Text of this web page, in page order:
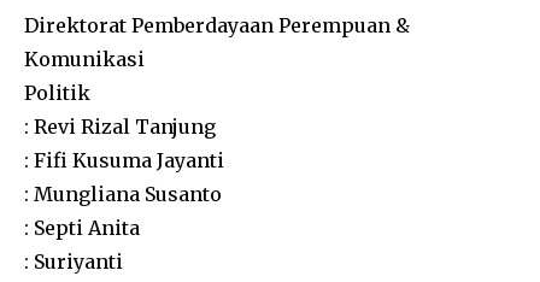
Direktorat Pemberdayaan Perempuan &
Komunikasi
Politik
: Revi Rizal Tanjung
: Fifi Kusuma Jayanti
: Mungliana Susanto
: Septi Anita
: Suriyanti